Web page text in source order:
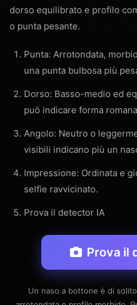
dorso equilibrato e profilo
o punta pesante.
Punta: Arrotondata,
una punta bulbosa più
Dorso: Basso-medio ed
può indicare forma
Angolo: Neutro o
visibili indicano più un
Impressione: Ordinata e
selfie ravvicinato.
Prova il detector IA
Prova il
Un naso a bottone è di